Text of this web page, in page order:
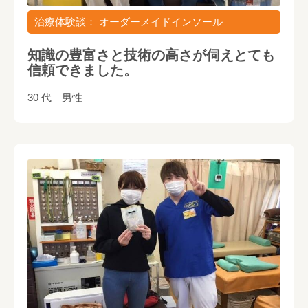
治療体験談： オーダーメイドインソール
知識の豊富さと技術の高さが伺えとても
信頼できました。
30 代 男性